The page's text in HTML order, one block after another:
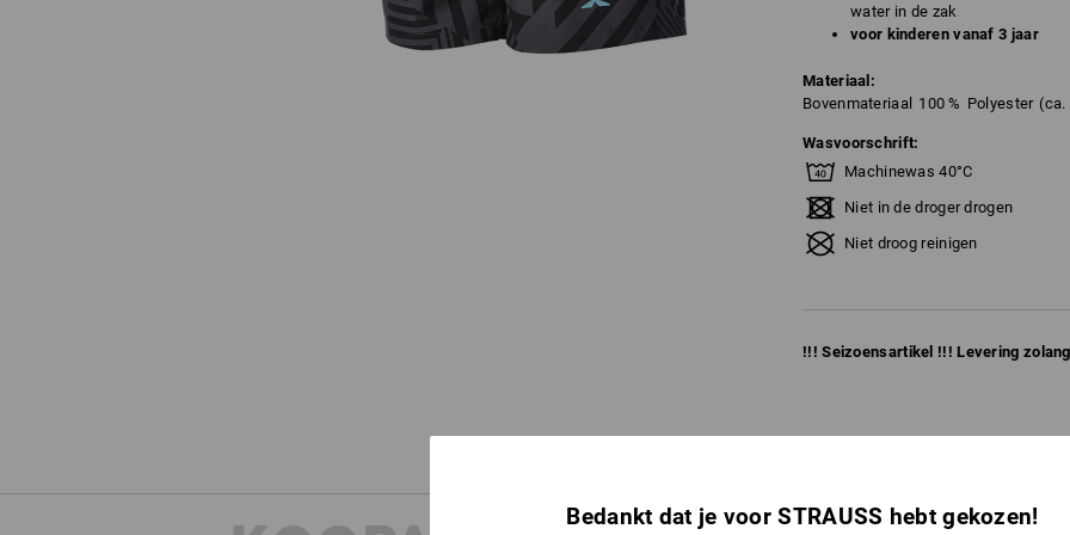
water in de zak
voor kinderen vanaf 3 jaar
Materiaal:
Bovenmateriaal 100 % Polyester (ca.
Wasvoorschrift:
Machinewas 40°C
Niet in de droger drogen
Niet droog reinigen
!!! Seizoensartikel !!! Levering
Bedankt dat je voor STRAUSS hebt gekozen!